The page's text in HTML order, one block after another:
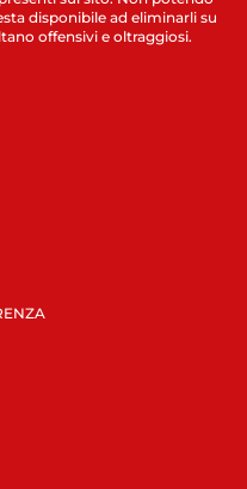
disponibile ad eliminarli su
offensivi e oltraggiosi.